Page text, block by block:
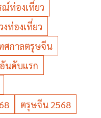
ณ์ท่องเที่ยว
งท่องเที่ยว
ศกาลตรุษจีน
นดับแรก
ตรุษจีน 2568